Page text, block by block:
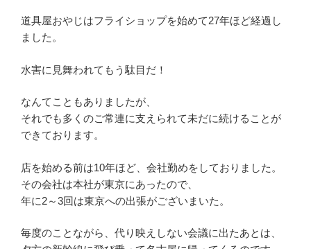
道具屋おやじはフライショップを始めて27年ほど経過し
ました。
水害に見舞われてもう駄目だ！
なんてこともありましたが、
それでも多くのご常連に支えられて未だに続けることが
できております。
店を始める前は10年ほど、会社勤めをしておりました。
その会社は本社が東京にあったので、
年に2～3回は東京への出張がございまいた。
毎度のことながら、代り映えしない会議に出たあとは、